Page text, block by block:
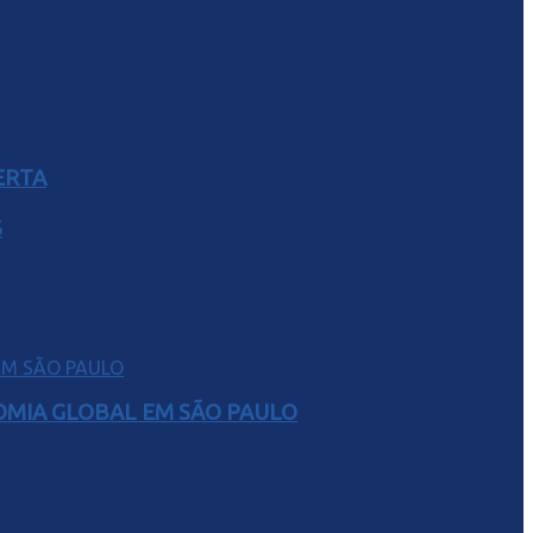
GLOBAL EM SÃO PAULO